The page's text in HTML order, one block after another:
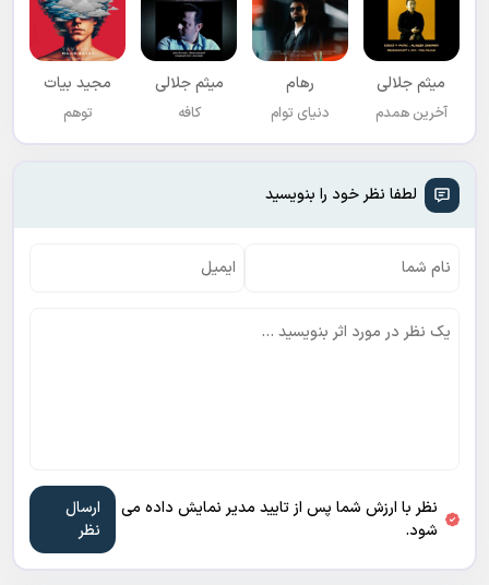
میثم جلالی
آخرین همدم
رهام
دنیای توام
میثم جلالی
کافه
مجید بیات
توهم
لطفا نظر خود را بنویسید
نظر با ارزش شما پس از تایید مدیر نمایش داده می
شود.